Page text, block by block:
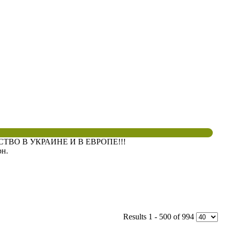
В УКРАИНЕ И В ЕВРОПЕ!!!
Results 1 - 500 of 994